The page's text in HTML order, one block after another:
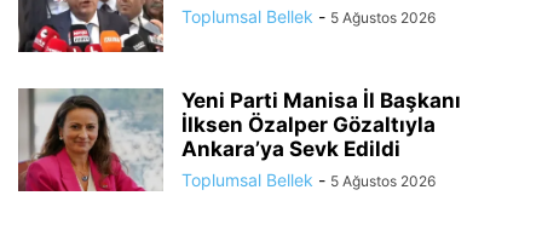
Toplumsal Bellek - 5 Ağustos 2026
Yeni Parti Manisa İl Başkanı
İlksen Özalper Gözaltıyla
Ankara’ya Sevk Edildi
Toplumsal Bellek - 5 Ağustos 2026